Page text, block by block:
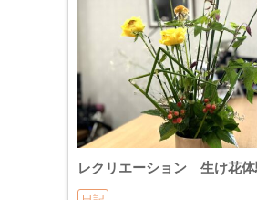
レクリエーション 生け花